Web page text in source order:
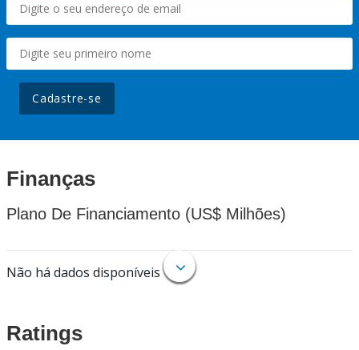
Cadastre-se
Finanças
Plano De Financiamento (US$ Milhões)
Não há dados disponíveis
Ratings